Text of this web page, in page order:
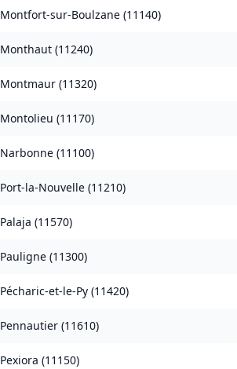
Montfort-sur-Boulzane (11140)
Monthaut (11240)
Montmaur (11320)
Montolieu (11170)
Narbonne (11100)
Port-la-Nouvelle (11210)
Palaja (11570)
Pauligne (11300)
Pécharic-et-le-Py (11420)
Pennautier (11610)
Pexiora (11150)